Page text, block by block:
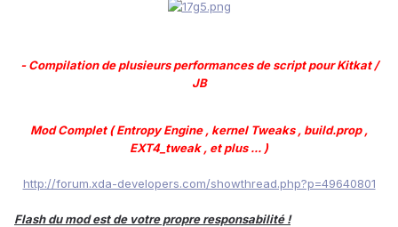
- Compilation de plusieurs performances de script pour Kitkat /
JB
Mod Complet ( Entropy Engine , kernel Tweaks , build.prop ,
EXT4_tweak , et plus ... )
http://forum.xda-developers.com/showthread.php?p=49640801
Flash du mod est de votre propre responsabilité !